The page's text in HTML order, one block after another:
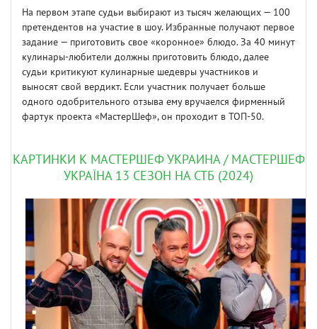
На первом этапе судьи выбирают из тысяч желающих — 100
претендентов на участие в шоу. Избранные получают первое
задание — приготовить свое «коронное» блюдо. За 40 минут
кулинары-любители должны приготовить блюдо, далее
судьи критикуют кулинарные шедевры участников и
выносят свой вердикт. Если участник получает больше
одного одобрительного отзыва ему вручаелся фирменный
фартук проекта «МастерШеф», он проходит в ТОП-50.
КАРТИНКИ К МАСТЕРШЕФ УКРАИНА / МАСТЕРШЕФ
УКРАЇНА 13 СЕЗОН НА СТБ (2024)